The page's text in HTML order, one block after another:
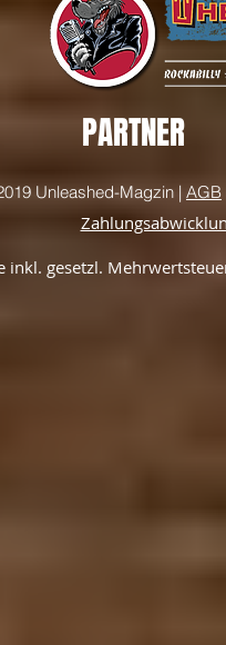
PARTNER
Unleashed-Magzin | AGB
inkl. gesetzl.